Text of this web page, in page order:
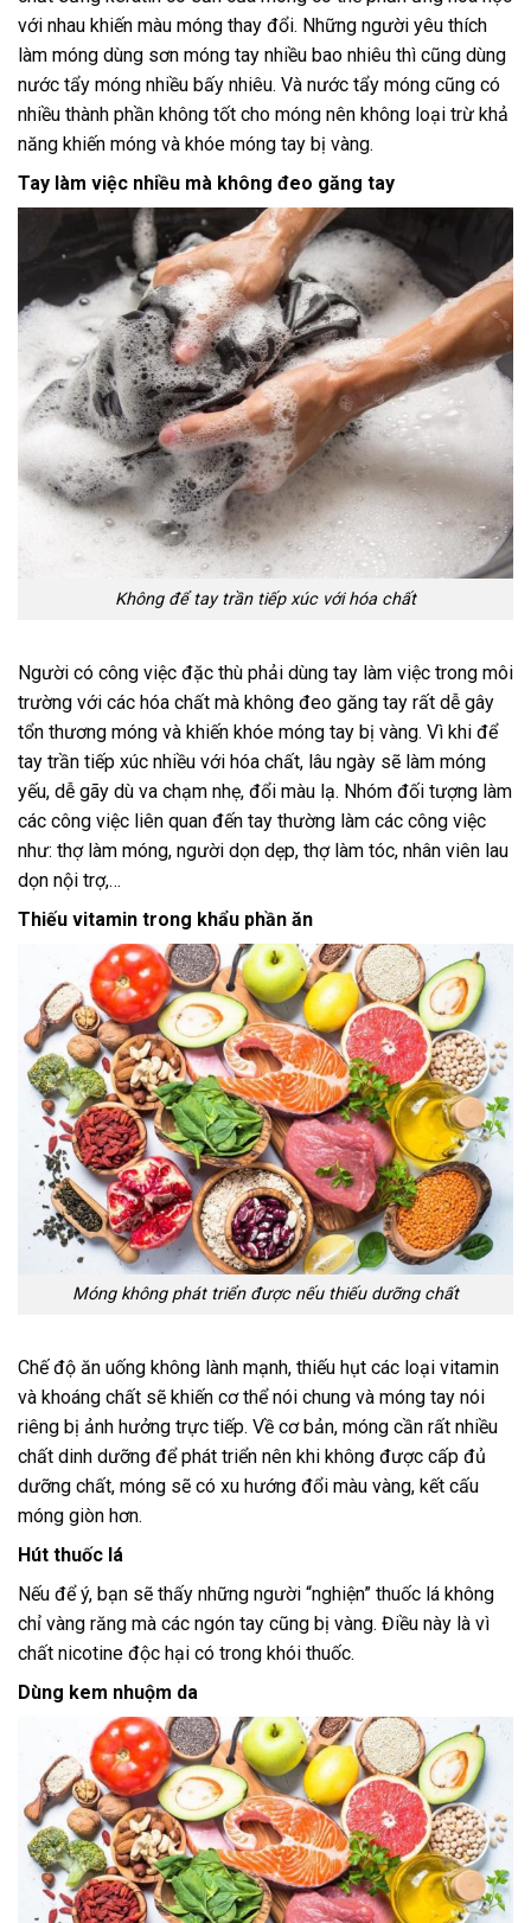
với nhau khiến màu móng thay đổi. Những người yêu thích
làm móng dùng sơn móng tay nhiều bao nhiêu thì cũng dùng
nước tẩy móng nhiều bấy nhiêu. Và nước tẩy móng cũng có
nhiều thành phần không tốt cho móng nên không loại trừ khả
năng khiến móng và khóe móng tay bị vàng.
Tay làm việc nhiều mà không đeo găng tay
Không để tay trần tiếp xúc với hóa chất
Người có công việc đặc thù phải dùng tay làm việc trong môi
trường với các hóa chất mà không đeo găng tay rất dễ gây
tổn thương móng và khiến khóe móng tay bị vàng. Vì khi để
tay trần tiếp xúc nhiều với hóa chất, lâu ngày sẽ làm móng
yếu, dễ gãy dù va chạm nhẹ, đổi màu lạ. Nhóm đối tượng làm
các công việc liên quan đến tay thường làm các công việc
như: thợ làm móng, người dọn dẹp, thợ làm tóc, nhân viên lau
dọn nội trợ,…
Thiếu vitamin trong khẩu phần ăn
Móng không phát triển được nếu thiếu dưỡng chất
Chế độ ăn uống không lành mạnh, thiếu hụt các loại vitamin
và khoáng chất sẽ khiến cơ thể nói chung và móng tay nói
riêng bị ảnh hưởng trực tiếp. Về cơ bản, móng cần rất nhiều
chất dinh dưỡng để phát triển nên khi không được cấp đủ
dưỡng chất, móng sẽ có xu hướng đổi màu vàng, kết cấu
móng giòn hơn.
Hút thuốc lá
Nếu để ý, bạn sẽ thấy những người “nghiện” thuốc lá không
chỉ vàng răng mà các ngón tay cũng bị vàng. Điều này là vì
chất nicotine độc hại có trong khói thuốc.
Dùng kem nhuộm da